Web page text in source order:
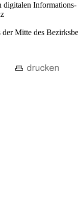
digitalen
Mitte des